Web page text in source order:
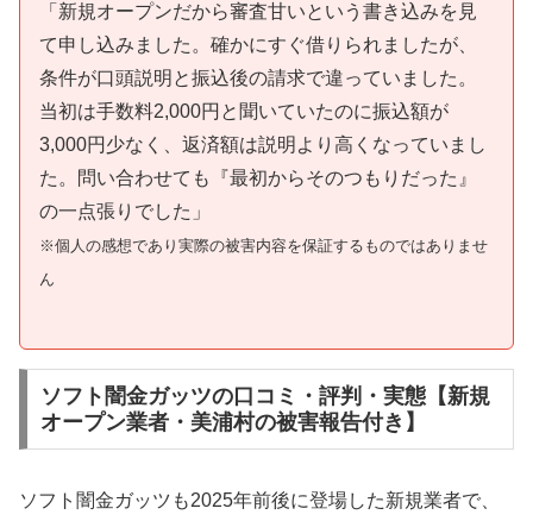
「新規オープンだから審査甘いという書き込みを見
て申し込みました。確かにすぐ借りられましたが、
条件が口頭説明と振込後の請求で違っていました。
当初は手数料2,000円と聞いていたのに振込額が
3,000円少なく、返済額は説明より高くなっていまし
た。問い合わせても『最初からそのつもりだった』
の一点張りでした」
※個人の感想であり実際の被害内容を保証するものではありませ
ん
ソフト闇金ガッツの口コミ・評判・実態【新規
オープン業者・美浦村の被害報告付き】
ソフト闇金ガッツも2025年前後に登場した新規業者で、